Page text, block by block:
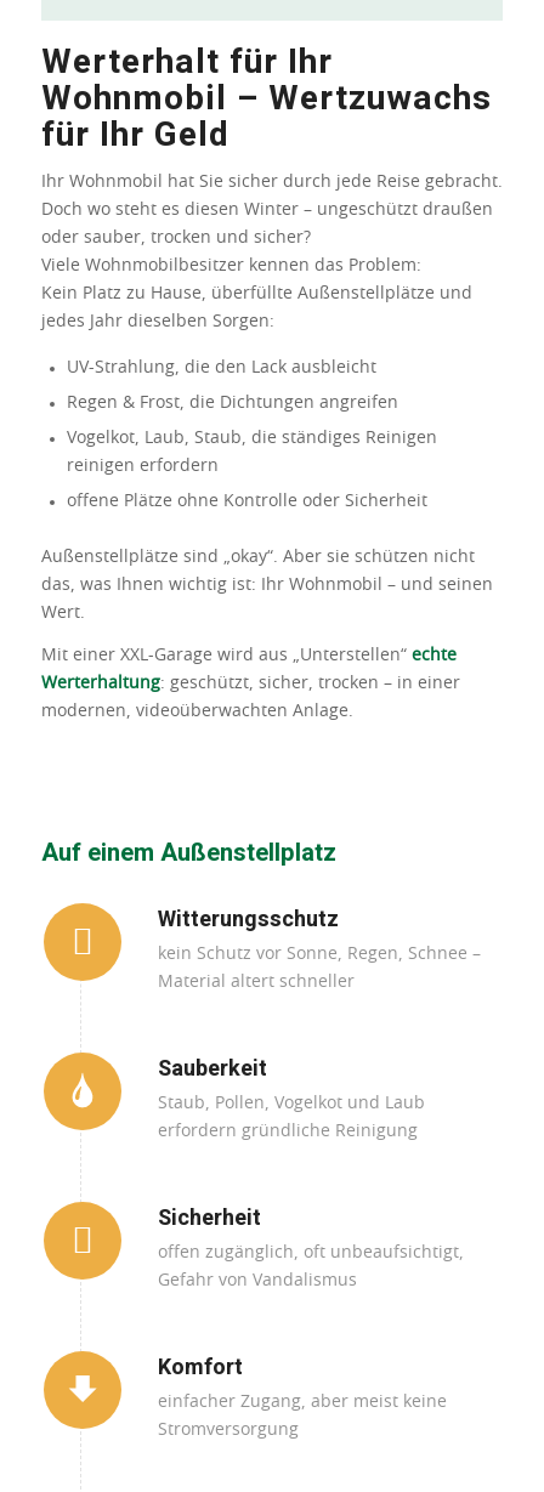
Werterhalt für Ihr
Wohnmobil – Wertzuwachs
für Ihr Geld
Ihr Wohnmobil hat Sie sicher durch jede Reise gebracht.
Doch wo steht es diesen Winter – ungeschützt draußen
oder sauber, trocken und sicher?
Viele Wohnmobilbesitzer kennen das Problem:
Kein Platz zu Hause, überfüllte Außenstellplätze und
jedes Jahr dieselben Sorgen:
UV-Strahlung, die den Lack ausbleicht
Regen & Frost, die Dichtungen angreifen
Vogelkot, Laub, Staub, die ständiges Reinigen
reinigen erfordern
offene Plätze ohne Kontrolle oder Sicherheit
Außenstellplätze sind „okay“. Aber sie schützen nicht
das, was Ihnen wichtig ist: Ihr Wohnmobil – und seinen
Wert.
Mit einer XXL-Garage wird aus „Unterstellen“ echte
Werterhaltung: geschützt, sicher, trocken – in einer
modernen, videoüberwachten Anlage.
Auf einem Außenstellplatz
Witterungsschutz
kein Schutz vor Sonne, Regen, Schnee –
Material altert schneller
Sauberkeit
Staub, Pollen, Vogelkot und Laub
erfordern gründliche Reinigung
Sicherheit
offen zugänglich, oft unbeaufsichtigt,
Gefahr von Vandalismus
Komfort
einfacher Zugang, aber meist keine
Stromversorgung